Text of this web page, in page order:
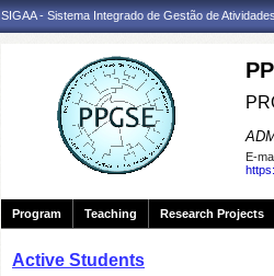
SIGAA - Sistema Integrado de Gestão de
E-
Program Teaching Research Projects
Active Students